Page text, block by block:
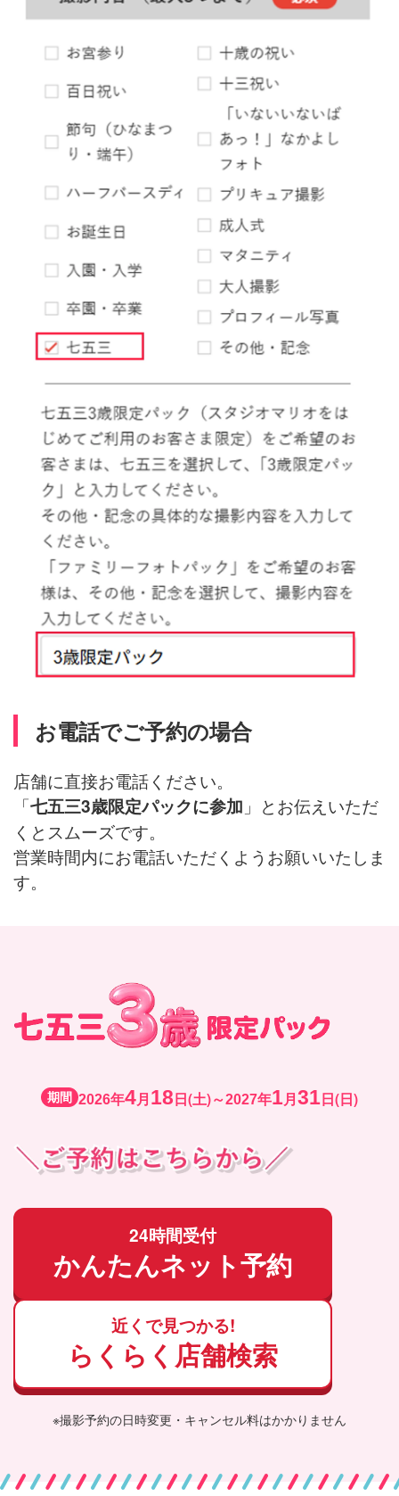
お電話でご予約の場合
店舗に直接お電話ください。
「七五三3歳限定パックに参加 」とお伝えいただ
くとスムーズです。
営業時間内にお電話いただくようお願いいたしま
す。
期間 2026年4月18日(土)～2027年1月31日(日)
24時間受付
かんたんネット予約
近くで見つかる!
らくらく店舗検索
※撮影予約の日時変更・キャンセル料はかかりません